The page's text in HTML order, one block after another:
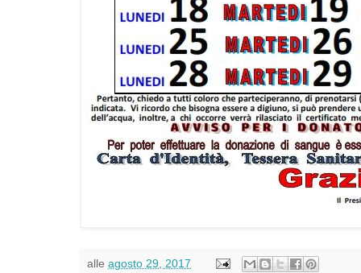
alle agosto 29, 2017